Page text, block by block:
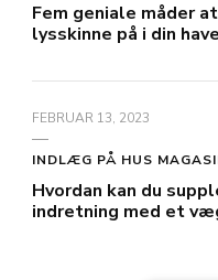
Fem geniale måder
lysskinne på i din have
FEBRUAR 13, 2023
INDLÆG PÅ HUS
Hvordan kan du
indretning med et